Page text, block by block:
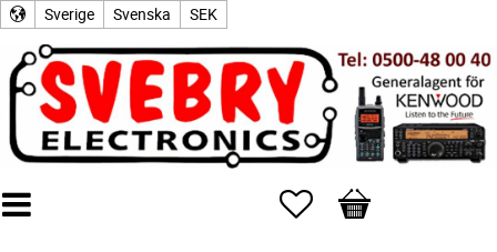
Sverige Svenska SEK
Favoriter
Kundvagn